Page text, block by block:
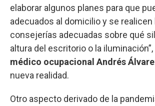
elaborar algunos planes para que
adecuados al domicilio y se realicen
consejerías adecuadas sobre qué
altura del escritorio o la
médico ocupacional Andrés
nueva realidad.
Otro aspecto derivado de la